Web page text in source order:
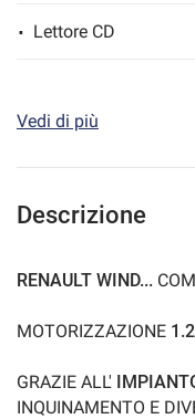
Lettore CD
Vedi di più
Descrizione
RENAULT WIND...
MOTORIZZAZIONE
GRAZIE ALL'
INQUINAMENTO E
Cookie delle
Cookie di